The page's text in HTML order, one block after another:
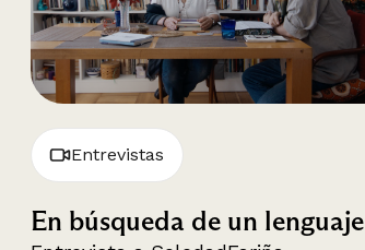
Entrevistas
En búsqueda de un lenguaje